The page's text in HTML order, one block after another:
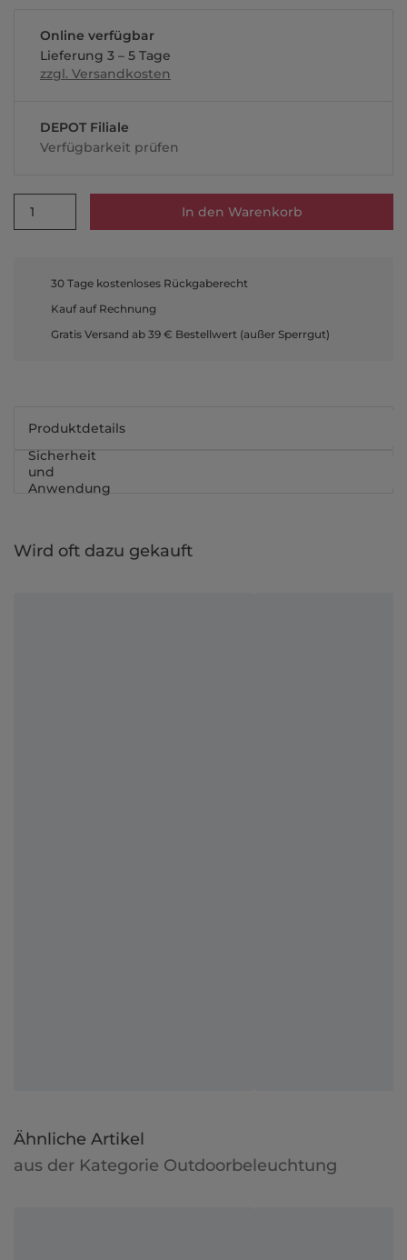
Online verfügbar
Lieferung 3 – 5 Tage
zzgl. Versandkosten
DEPOT Filiale
Verfügbarkeit prüfen
1 In den Warenkorb
30 Tage kostenloses Rückgaberecht
Kauf auf Rechnung
Gratis Versand ab 39 € Bestellwert (außer Sperrgut)
Produktdetails
Sicherheit
und
Anwendung
Wird oft dazu gekauft
Ähnliche Artikel
aus der Kategorie Outdoorbeleuchtung